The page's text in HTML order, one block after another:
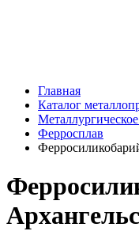
Главная
Каталог
Ферросплав